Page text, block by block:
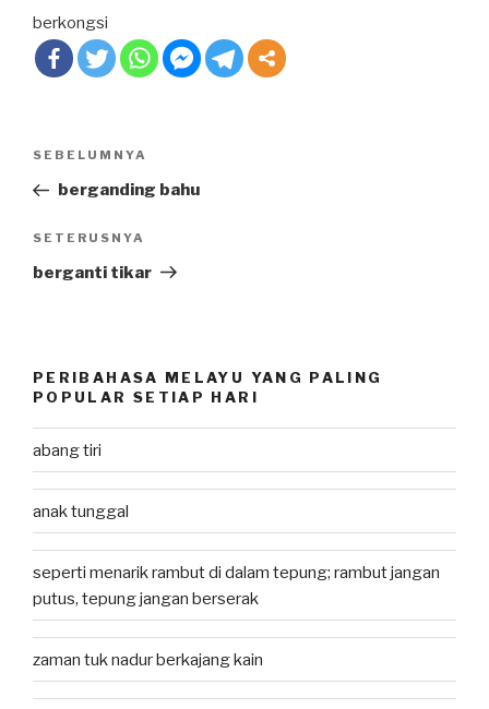
berkongsi
Post
Previous
Post
SEBELUMNYA
berganding bahu
Next
Post
SETERUSNYA
berganti tikar
PERIBAHASA MELAYU YANG PALING
POPULAR SETIAP HARI
abang tiri
anak tunggal
seperti menarik rambut di dalam tepung; rambut jangan
putus, tepung jangan berserak
zaman tuk nadur berkajang kain